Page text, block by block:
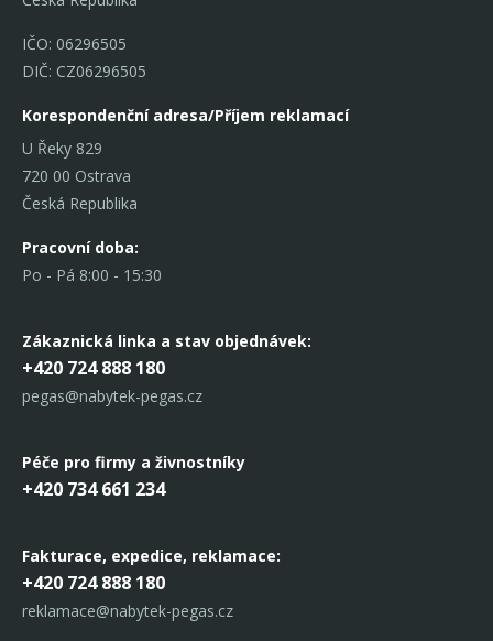
IČO: 06296505
DIČ: CZ06296505
Korespondenční adresa/Příjem reklamací
U Řeky 829
720 00 Ostrava
Česká Republika
Pracovní doba:
Po - Pá 8:00 - 15:30
Zákaznická linka a stav objednávek:
+420 724 888 180
pegas@nabytek-pegas.cz
Péče pro firmy a živnostníky
+420 734 661 234
Fakturace, expedice, reklamace:
+420 724 888 180
reklamace@nabytek-pegas.cz